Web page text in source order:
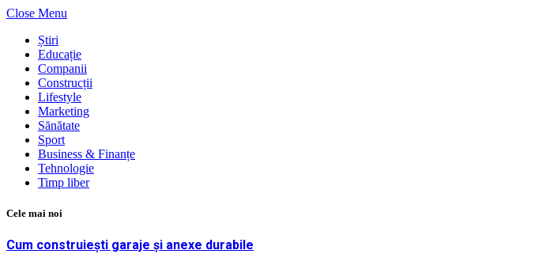
Close Menu
Știri
Educație
Companii
Construcții
Lifestyle
Marketing
Sănătate
Sport
Business & Finanțe
Tehnologie
Timp liber
Cele mai noi
Cum construiești garaje și anexe durabile